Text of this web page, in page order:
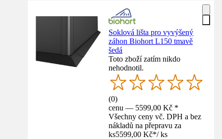
Soklová lišta pro vyvýšený
záhon Biohort L150 tmavě
šedá
Toto zboží zatím nikdo
nehodnotil.
(0)
cenu — 5599,00 Kč *
Všechny ceny vč. DPH a bez
nákladů na přepravu za
ks5599,00 Kč*/ ks